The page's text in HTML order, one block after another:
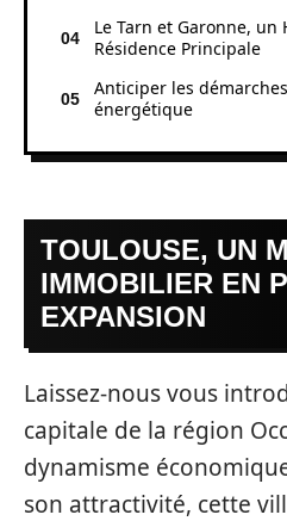
Le Tarn et Garonne, un
Résidence Principale
Anticiper les
énergétique
TOULOUSE, UN
IMMOBILIER EN
EXPANSION
Laissez-nous vous
capitale de la région
dynamisme
son attractivité, cette